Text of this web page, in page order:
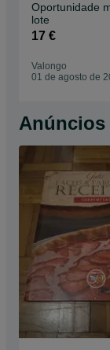
Oportunidade
lote
17 €
Valongo
01 de agosto de